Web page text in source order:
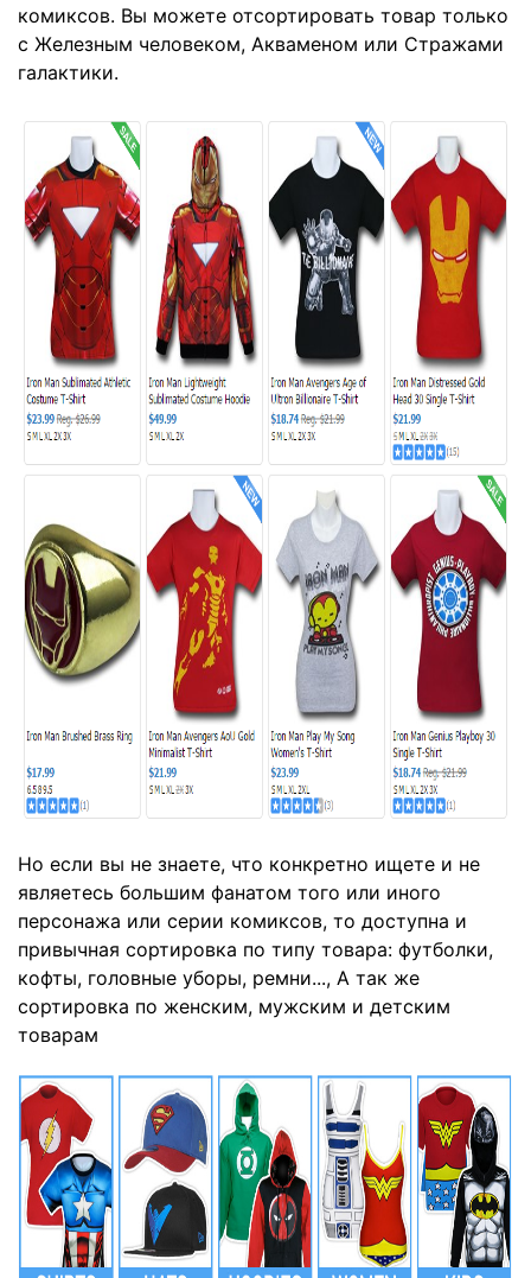
комиксов. Вы можете отсортировать товар только
с Железным человеком, Акваменом или Стражами
галактики.
Но если вы не знаете, что конкретно ищете и не
являетесь большим фанатом того или иного
персонажа или серии комиксов, то доступна и
привычная сортировка по типу товара: футболки,
кофты, головные уборы, ремни..., А так же
сортировка по женским, мужским и детским
товарам